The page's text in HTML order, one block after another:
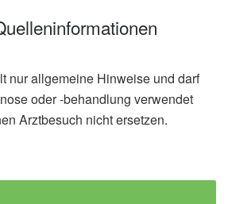
nur allgemeine Hinweise und darf
oder -behandlung verwendet
Arztbesuch nicht ersetzen.